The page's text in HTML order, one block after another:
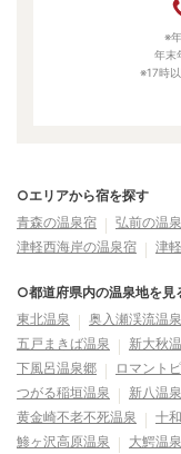
※
年末
※17時
○エリアから宿を探す
青森の温泉宿
弘前の温
津軽西海岸の温泉宿
津
○都道府県内の温泉地を見
東北温泉
奥入瀬渓流温泉
五戸まきば温泉
新大秋
下風呂温泉郷
ロマント
つがる稲垣温泉
新八温泉
黄金崎不老不死温泉
十
鯵ヶ沢高原温泉
大鰐温泉